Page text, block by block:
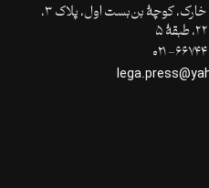
تهـران،‌ خیابان انقلاب، خیابان خارک، کوچۀ بن‌بست اول، پلاک ۳،